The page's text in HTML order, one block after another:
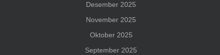
Desember 2025
November 2025
Oktober 2025
September 2025